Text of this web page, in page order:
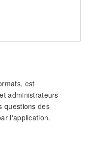
est
administrateurs
questions des
l'application.